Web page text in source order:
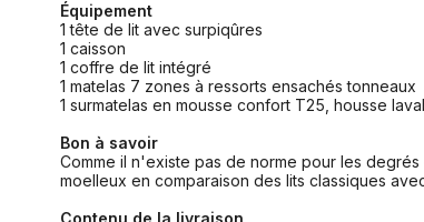
Équipement
1 tête de lit avec surpiqûres
1 caisson
1 coffre de lit intégré
1 matelas 7 zones à ressorts ensachés tonneaux
1 surmatelas en mousse confort T25, housse
Bon à savoir
Comme il n'existe pas de norme pour les
moelleux en comparaison des lits classiques